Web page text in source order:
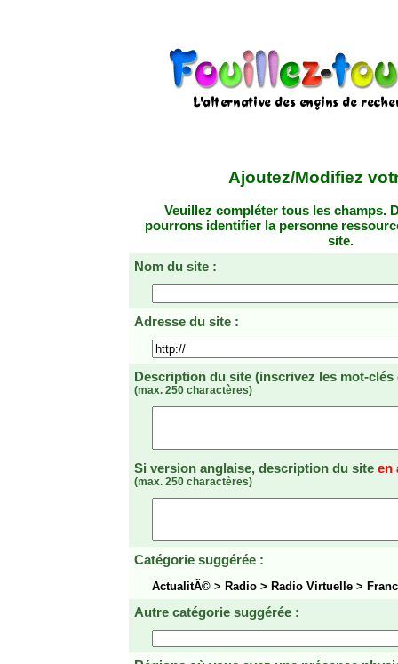
Ajoutez/Modifiez
Veuillez compléter tous les champs.
pourrons identifier la personne
site.
Nom du site :
Adresse du site :
Description du site (inscrivez les mot-
(max. 250 charactères)
Si version anglaise, description du site en
(max. 250 charactères)
Catégorie suggérée :
ActualitÃ© > Radio > Radio Virtuelle >
Autre catégorie suggérée :